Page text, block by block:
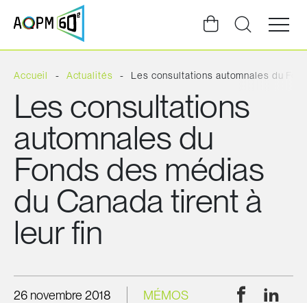
Ouvrir
la
du
Accueil Actualités Les consultations automnales du
Les consultations
automnales du
Fonds des médias
du Canada tirent à
leur fin
26 novembre 2018 MÉMOS Facebook